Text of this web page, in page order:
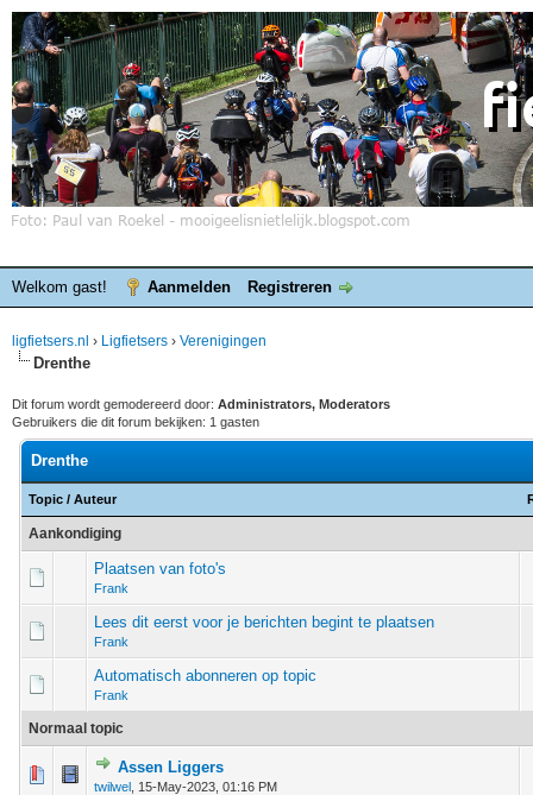
Welkom gast! Aanmelden Registreren
ligfietsers.nl › Ligfietsers › Verenigingen
Drenthe
Dit forum wordt gemodereerd door: Administrators, Moderators
Gebruikers die dit forum bekijken: 1 gasten
Drenthe
Topic / Auteur
Aankondiging
Plaatsen van foto's
Frank
Lees dit eerst voor je berichten begint te plaatsen
Frank
Automatisch abonneren op topic
Frank
Normaal topic
Assen Liggers
twilwel 15-May-2023, 01:16 PM
- 0 van 5 gemiddeld
2 45